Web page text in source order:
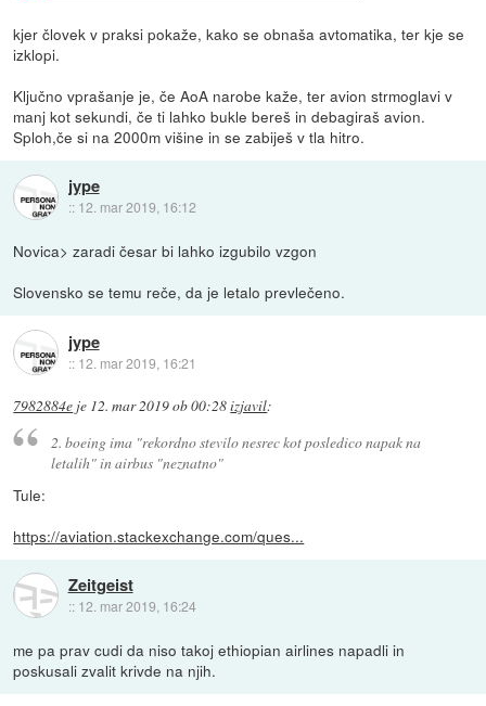
kjer človek v praksi pokaže, kako se obnaša avtomatika, ter kje se
izklopi.
Ključno vprašanje je, če AoA narobe kaže, ter avion strmoglavi v
manj kot sekundi, če ti lahko bukle bereš in debagiraš avion.
Sploh,če si na 2000m višine in se zabiješ v tla hitro.
jype
:: 12. mar 2019, 16:12
Novica> zaradi česar bi lahko izgubilo vzgon
Slovensko se temu reče, da je letalo prevlečeno.
jype
:: 12. mar 2019, 16:21
7982884e je 12. mar 2019 ob 00:28izjavil:
2. boeing ima "rekordno stevilo nesrec kot posledico napak na
letalih" in airbus "neznatno"
Tule:
https://aviation.stackexchange.com/ques...
Zeitgeist
:: 12. mar 2019, 16:24
me pa prav cudi da niso takoj ethiopian airlines napadli in
poskusali zvalit krivde na njih.